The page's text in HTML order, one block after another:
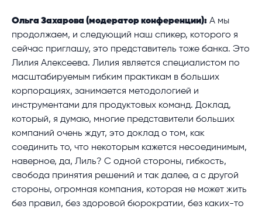
Ольга Захарова (модератор конференции): А мы
продолжаем, и следующий наш спикер, которого я
сейчас приглашу, это представитель тоже банка. Это
Лилия Алексеева. Лилия является специалистом по
масштабируемым гибким практикам в больших
корпорациях, занимается методологией и
инструментами для продуктовых команд. Доклад,
который, я думаю, многие представители больших
компаний очень ждут, это доклад о том, как
соединить то, что некоторым кажется несоединимым,
наверное, да, Лиль? С одной стороны, гибкость,
свобода принятия решений и так далее, а с другой
стороны, огромная компания, которая не может жить
без правил, без здоровой бюрократии, без каких-то